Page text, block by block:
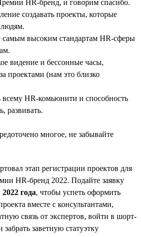
HR-бренд, и говорим спасибо.
создавать проекты, которые
самым высоким стандартам HR-сферы
видение и бессонные часы,
проектами (нам это близко
всему HR-комьюнити и способность
развивать.
многое, не забывайте
этап регистрации проектов для
HR-бренд 2022. Подайте заявку
года, чтобы успеть оформить
вместе с консультантами,
связь от экспертов, войти в шорт-
заветную статуэтку